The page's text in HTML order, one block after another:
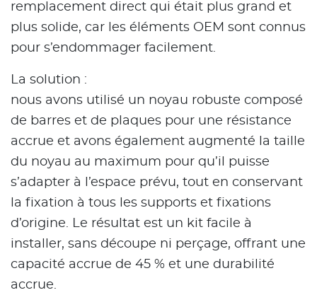
remplacement direct qui était plus grand et
plus solide, car les éléments OEM sont connus
pour s’endommager facilement.
La solution :
nous avons utilisé un noyau robuste composé
de barres et de plaques pour une résistance
accrue et avons également augmenté la taille
du noyau au maximum pour qu’il puisse
s’adapter à l’espace prévu, tout en conservant
la fixation à tous les supports et fixations
d’origine. Le résultat est un kit facile à
installer, sans découpe ni perçage, offrant une
capacité accrue de 45 % et une durabilité
accrue.